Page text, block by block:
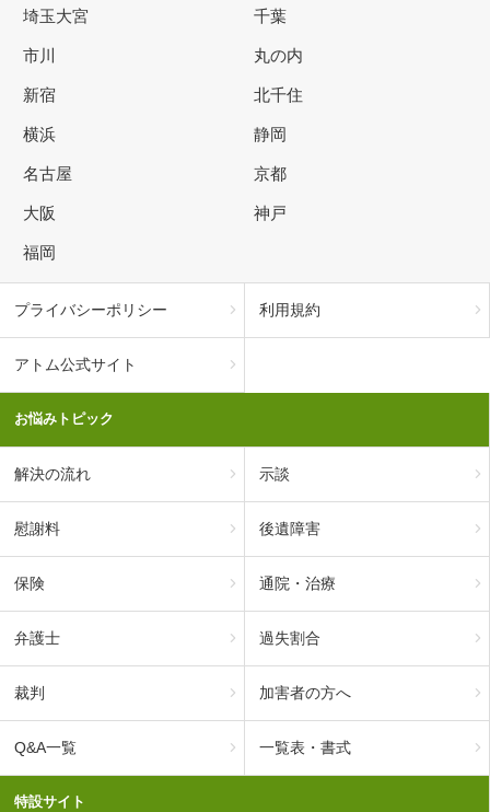
埼玉大宮 千葉
市川 丸の内
新宿 北千住
横浜 静岡
名古屋 京都
大阪 神戸
福岡
プライバシーポリシー 利用規約
アトム公式サイト
お悩みトピック
解決の流れ 示談
慰謝料 後遺障害
保険 通院・治療
弁護士 過失割合
裁判 加害者の方へ
Q&A一覧 一覧表・書式
特設サイト